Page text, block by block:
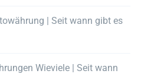
| Seit wann gibt es
Wieviele | Seit wann